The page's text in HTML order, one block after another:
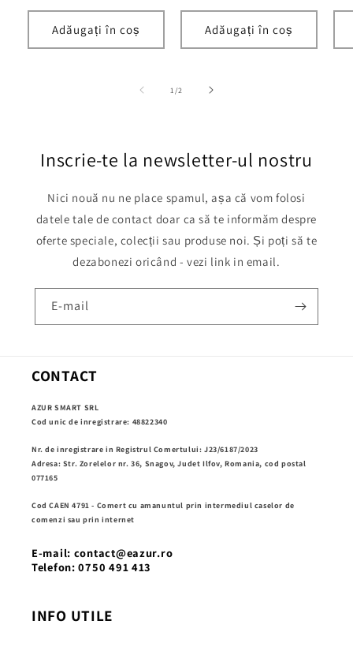
Adăugați în coș Adăugați în coș
1/din
2
Inscrie-te la newsletter-ul nostru
Nici nouă nu ne place spamul, așa că vom folosi
datele tale de contact doar ca să te informăm despre
oferte speciale, colecții sau produse noi. Și poți să te
dezabonezi oricând - vezi link in email.
E-mail
CONTACT
AZUR SMART SRL
Cod unic de inregistrare: 48822340
Nr. de inregistrare in Registrul Comertului: J23/6187/2023
Adresa: Str. Zorelelor nr. 36, Snagov, Judet Ilfov, Romania, cod postal
077165
Cod CAEN 4791 - Comert cu amanuntul prin intermediul caselor de
comenzi sau prin internet
E-mail: contact@eazur.ro
Telefon: 0750 491 413
INFO UTILE